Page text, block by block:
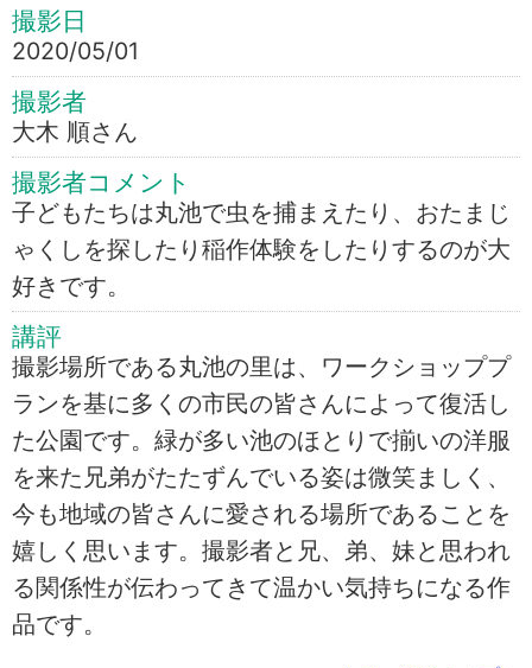
撮影日
2020/05/01
撮影者
大木 順さん
撮影者コメント
子どもたちは丸池で虫を捕まえたり、おたまじ
ゃくしを探したり稲作体験をしたりするのが大
好きです。
講評
撮影場所である丸池の里は、ワークショッププ
ランを基に多くの市民の皆さんによって復活し
た公園です。緑が多い池のほとりで揃いの洋服
を来た兄弟がたたずんでいる姿は微笑ましく、
今も地域の皆さんに愛される場所であることを
嬉しく思います。撮影者と兄、弟、妹と思われ
る関係性が伝わってきて温かい気持ちになる作
品です。